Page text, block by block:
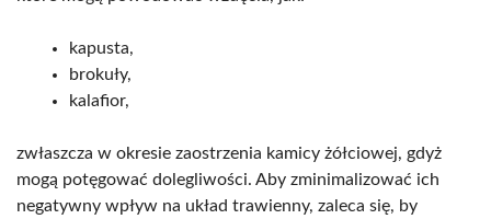
kapusta,
brokuły,
kalafior,
zwłaszcza w okresie zaostrzenia kamicy żółciowej, gdyż
mogą potęgować dolegliwości. Aby zminimalizować ich
negatywny wpływ na układ trawienny, zaleca się, by